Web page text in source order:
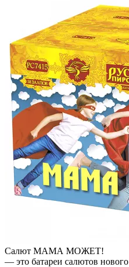
Салют МАМА МОЖЕТ!
— это батареи салютов